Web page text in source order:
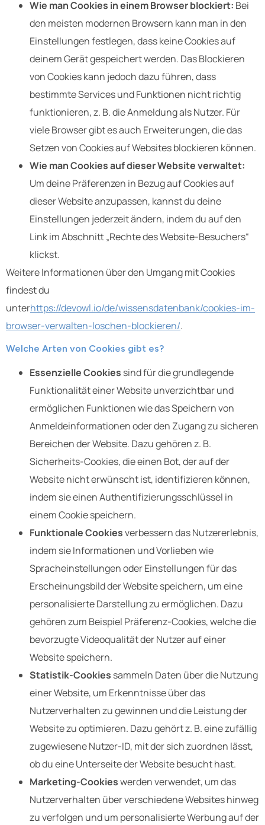
Wie man Cookies in einem Browser blockiert: Bei
den meisten modernen Browsern kann man in den
Einstellungen festlegen, dass keine Cookies auf
deinem Gerät gespeichert werden. Das Blockieren
von Cookies kann jedoch dazu führen, dass
bestimmte Services und Funktionen nicht richtig
funktionieren, z. B. die Anmeldung als Nutzer. Für
viele Browser gibt es auch Erweiterungen, die das
Setzen von Cookies auf Websites blockieren können.
Wie man Cookies auf dieser Website verwaltet:
Um deine Präferenzen in Bezug auf Cookies auf
dieser Website anzupassen, kannst du deine
Einstellungen jederzeit ändern, indem du auf den
Link im Abschnitt „Rechte des Website-Besuchers“
klickst.
Weitere Informationen über den Umgang mit Cookies
findest du
unterhttps://devowl.io/de/wissensdatenbank/cookies-im-
browser-verwalten-loschen-blockieren/.
Welche Arten von Cookies gibt es?
Essenzielle Cookies sind für die grundlegende
Funktionalität einer Website unverzichtbar und
ermöglichen Funktionen wie das Speichern von
Anmeldeinformationen oder den Zugang zu sicheren
Bereichen der Website. Dazu gehören z. B.
Sicherheits-Cookies, die einen Bot, der auf der
Website nicht erwünscht ist, identifizieren können,
indem sie einen Authentifizierungsschlüssel in
einem Cookie speichern.
Funktionale Cookiesverbessern das Nutzererlebnis,
indem sie Informationen und Vorlieben wie
Spracheinstellungen oder Einstellungen für das
Erscheinungsbild der Website speichern, um eine
personalisierte Darstellung zu ermöglichen. Dazu
gehören zum Beispiel Präferenz-Cookies, welche die
bevorzugte Videoqualität der Nutzer auf einer
Website speichern.
Statistik-Cookies sammeln Daten über die Nutzung
einer Website, um Erkenntnisse über das
Nutzerverhalten zu gewinnen und die Leistung der
Website zu optimieren. Dazu gehört z. B. eine zufällig
zugewiesene Nutzer-ID, mit der sich zuordnen lässt,
ob du eine Unterseite der Website besucht hast.
Marketing-Cookieswerden verwendet, um das
Nutzerverhalten über verschiedene Websites hinweg
zu verfolgen und um personalisierte Werbung auf der